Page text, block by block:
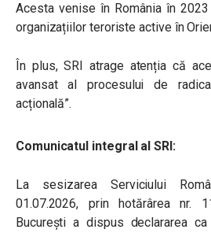
Acesta venise în România în
organizațiilor teroriste active în
În plus, SRI atrage atenția că
avansat al procesului de
acțională”.
Comunicatul integral al SRI:
La sesizarea Serviciului
01.07.2026, prin hotărârea nr.
București a dispus declararea